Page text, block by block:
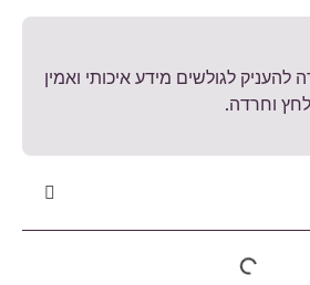
לגולשים מידע איכותי ואמין
וחרדה.